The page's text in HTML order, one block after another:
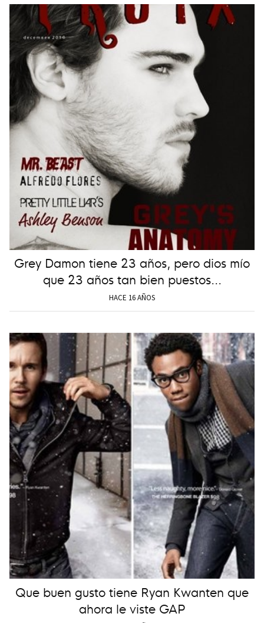
Grey Damon tiene 23 años, pero dios mío
que 23 años tan bien puestos...
HACE 16 AÑOS
Que buen gusto tiene Ryan Kwanten que
ahora le viste GAP